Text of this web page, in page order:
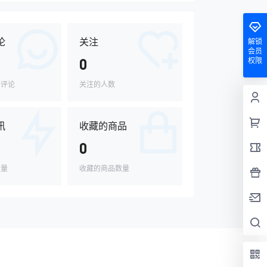
论
关注
0
关注的人数
收藏的商品
0
收藏的商品数量
解锁
会员
权限